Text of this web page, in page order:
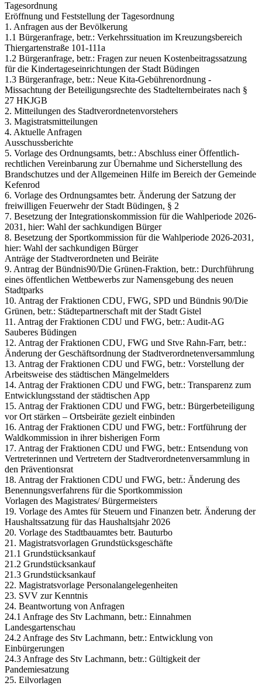
Tagesordnung
Eröffnung und Feststellung der Tagesordnung
1. Anfragen aus der Bevölkerung
1.1 Bürgeranfrage, betr.: Verkehrssituation im Kreuzungsbereich
Thiergartenstraße 101-111a
1.2 Bürgeranfrage, betr.: Fragen zur neuen Kostenbeitragssatzung
für die Kindertageseinrichtungen der Stadt Büdingen
1.3 Bürgeranfrage, betr.: Neue Kita-Gebührenordnung -
Missachtung der Beteiligungsrechte des Stadtelternbeirates nach §
27 HKJGB
2. Mitteilungen des Stadtverordnetenvorstehers
3. Magistratsmitteilungen
4. Aktuelle Anfragen
Ausschussberichte
5. Vorlage des Ordnungsamts, betr.: Abschluss einer Öffentlich-
rechtlichen Vereinbarung zur Übernahme und Sicherstellung des
Brandschutzes und der Allgemeinen Hilfe im Bereich der Gemeinde
Kefenrod
6. Vorlage des Ordnungsamtes betr. Änderung der Satzung der
freiwilligen Feuerwehr der Stadt Büdingen, § 2
7. Besetzung der Integrationskommission für die Wahlperiode 2026-
2031, hier: Wahl der sachkundigen Bürger
8. Besetzung der Sportkommission für die Wahlperiode 2026-2031,
hier: Wahl der sachkundigen Bürger
Anträge der Stadtverordneten und Beiräte
9. Antrag der Bündnis90/Die Grünen-Fraktion, betr.: Durchführung
eines öffentlichen Wettbewerbs zur Namensgebung des neuen
Stadtparks
10. Antrag der Fraktionen CDU, FWG, SPD und Bündnis 90/Die
Grünen, betr.: Städtepartnerschaft mit der Stadt Gistel
11. Antrag der Fraktionen CDU und FWG, betr.: Audit-AG
Sauberes Büdingen
12. Antrag der Fraktionen CDU, FWG und Stve Rahn-Farr, betr.:
Änderung der Geschäftsordnung der Stadtverordnetenversammlung
13. Antrag der Fraktionen CDU und FWG, betr.: Vorstellung der
Arbeitsweise des städtischen Mängelmelders
14. Antrag der Fraktionen CDU und FWG, betr.: Transparenz zum
Entwicklungsstand der städtischen App
15. Antrag der Fraktionen CDU und FWG, betr.: Bürgerbeteiligung
vor Ort stärken – Ortsbeiräte gezielt einbinden
16. Antrag der Fraktionen CDU und FWG, betr.: Fortführung der
Waldkommission in ihrer bisherigen Form
17. Antrag der Fraktionen CDU und FWG, betr.: Entsendung von
Vertreterinnen und Vertretern der Stadtverordnetenversammlung in
den Präventionsrat
18. Antrag der Fraktionen CDU und FWG, betr.: Änderung des
Benennungsverfahrens für die Sportkommission
Vorlagen des Magistrates/ Bürgermeisters
19. Vorlage des Amtes für Steuern und Finanzen betr. Änderung der
Haushaltssatzung für das Haushaltsjahr 2026
20. Vorlage des Stadtbauamtes betr. Bauturbo
21. Magistratsvorlagen Grundstücksgeschäfte
21.1 Grundstücksankauf
21.2 Grundstücksankauf
21.3 Grundstücksankauf
22. Magistratsvorlage Personalangelegenheiten
23. SVV zur Kenntnis
24. Beantwortung von Anfragen
24.1 Anfrage des Stv Lachmann, betr.: Einnahmen
Landesgartenschau
24.2 Anfrage des Stv Lachmann, betr.: Entwicklung von
Einbürgerungen
24.3 Anfrage des Stv Lachmann, betr.: Gültigkeit der
Pandemiesatzung
25. Eilvorlagen